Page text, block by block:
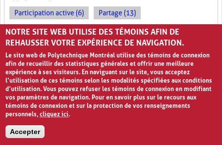
Participation active (6) Partage (13)
Outil électronique (4)
PAGES
« ‹ 1 2 3 4 › »
NOTRE SITE WEB UTILISE DES TÉMOINS AFIN DE
REHAUSSER VOTRE EXPÉRIENCE DE NAVIGATION.
Le site web de Polytechnique Montréal utilise des témoins de connexion
afin de recueillir des statistiques générales et offrir une meilleure
expérience à ses visiteurs. En naviguant sur le site, vous acceptez
l’utilisation de ces témoins selon les modalités spécifiées aux conditions
d’utilisation. Vous pouvez refuser les témoins de connexion en modifiant
vos paramètres de navigation. Pour en savoir plus sur le recours aux
témoins de connexion et sur la protection de vos renseignements
personnels,cliquez ici.
Accepter